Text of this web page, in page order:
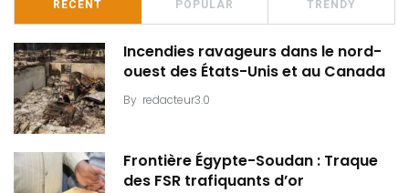
RECENT POPULAR TRENDY
Incendies ravageurs dans le nord-
ouest des États-Unis et au Canada
By redacteur3.0
Frontière Égypte-Soudan : Traque
des FSR trafiquants d’or